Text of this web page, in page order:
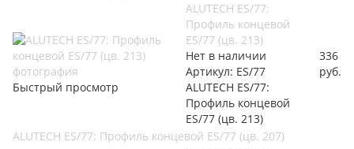
Быстрый просмотр
ALUTECH ES/77:
Профиль концевой
ES/77 (цв. 213)
Нет в наличии
Артикул: ES/77
ALUTECH ES/77:
Профиль концевой
ES/77 (цв. 213)
336
руб.
ALUTECH ES/77: Профиль концевой ES/77 (цв. 207)